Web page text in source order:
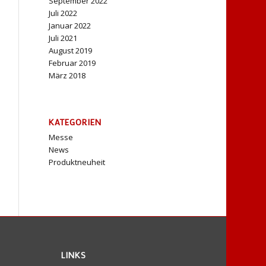
Juli 2022
Januar 2022
Juli 2021
August 2019
Februar 2019
März 2018
KATEGORIEN
Messe
News
Produktneuheit
LINKS